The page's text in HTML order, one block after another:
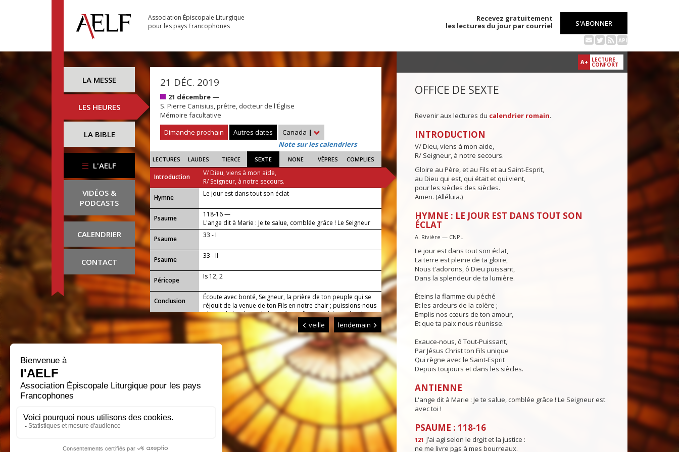
Association Épiscopale Liturgique
pour les pays Francophones
Recevez gratuitement
les lectures du jour par courriel
S'ABONNER
API
LA MESSE
LES HEURES
LA BIBLE
L'AELF
VIDÉOS &
PODCASTS
CALENDRIER
CONTACT
21 DÉC. 2019
21 décembre —
S. Pierre Canisius, prêtre, docteur de l'Église
Mémoire facultative
Dimanche prochain
Autres dates Canada |
Note sur les calendriers
LECTURES LAUDES TIERCE SEXTE NONE VÊPRES COMPLIES
Introduction
V/ Dieu, viens à mon aide,
R/ Seigneur, à notre secours.
...
Hymne Le jour est dans tout son éclat
Psaume
118-16 —
L'ange dit à Marie : Je te salue, comblée grâce ! Le Seigneur
est avec toi !
Psaume
33 - I
Psaume 33 - II
Péricope Is 12, 2
Conclusion
Écoute avec bonté, Seigneur, la prière de ton peuple qui se
réjouit de la venue de ton Fils en notre chair ; puissions-nous
obtenir le bonheur de la vie éternelle quand il viendra dans
sa gloire. Lui qui règne.
veille lendemain
A+ LECTURE
CONFORT
OFFICE DE SEXTE
Revenir aux lectures du calendrier romain.
INTRODUCTION
V/ Dieu, viens à mon aide,
R/ Seigneur, à notre secours.
Gloire au Père, et au Fils et au Saint-Esprit,
au Dieu qui est, qui était et qui vient,
pour les siècles des siècles.
Amen. (Alléluia.)
HYMNE : LE JOUR EST DANS TOUT SON
ÉCLAT
A. Rivière — CNPL
Le jour est dans tout son éclat,
La terre est pleine de ta gloire,
Nous t'adorons, ô Dieu puissant,
Dans la splendeur de ta lumière.
Éteins la flamme du péché
Et les ardeurs de la colère ;
Emplis nos cœurs de ton amour,
Et que ta paix nous réunisse.
Exauce-nous, ô Tout-Puissant,
Par Jésus Christ ton Fils unique
Qui règne avec le Saint-Esprit
Depuis toujours et dans les siècles.
ANTIENNE
L'ange dit à Marie : Je te salue, comblée grâce ! Le Seigneur est
avec toi !
PSAUME : 118-16
121 J’ai agi selon le droit et la justice :
ne me livre pas à mes bourreaux.